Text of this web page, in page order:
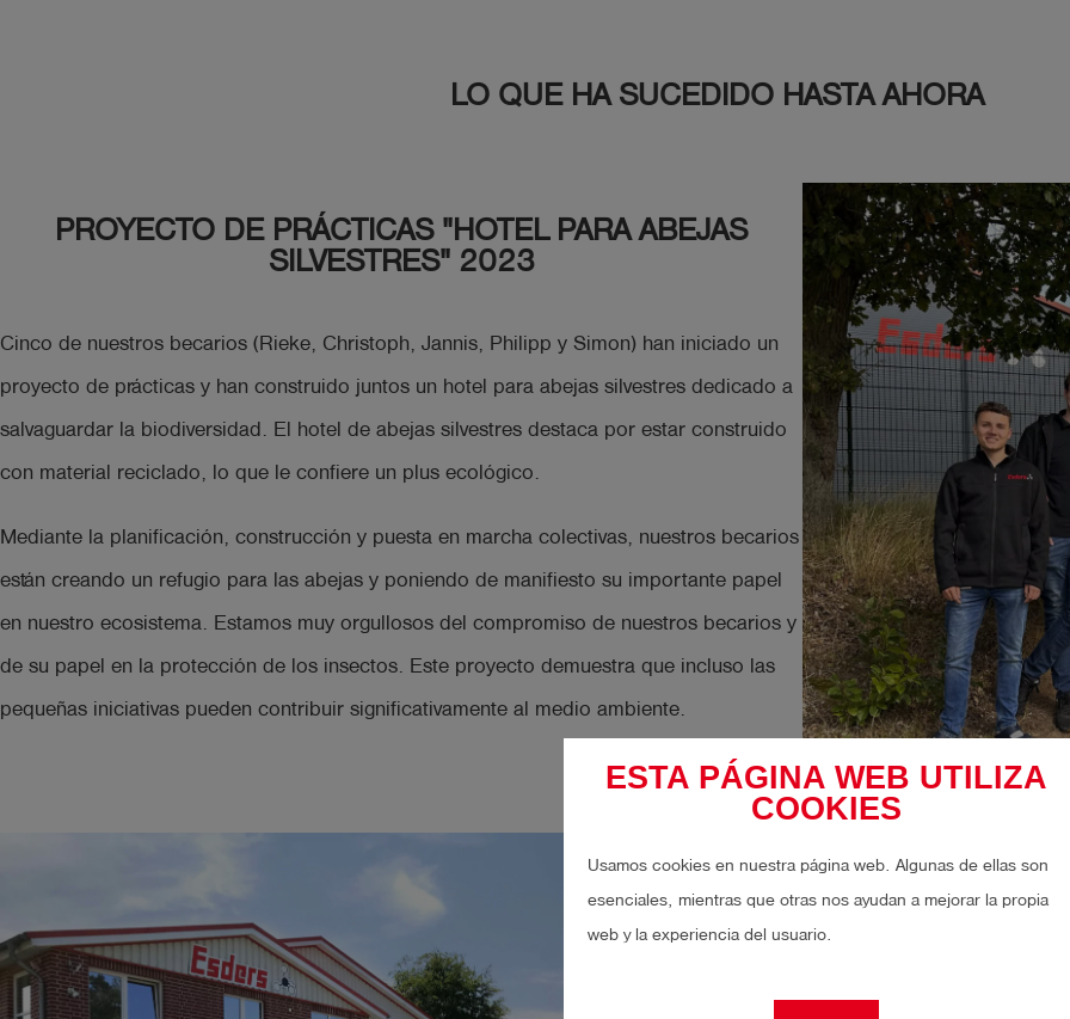
ESTA PÁGINA WEB UTILIZA
COOKIES
Usamos cookies en nuestra página web. Algunas de ellas son
esenciales, mientras que otras nos ayudan a mejorar la propia
web y la experiencia del usuario.
LO QUE HA SUCEDIDO HASTA AHORA
PROYECTO DE PRÁCTICAS "HOTEL PARA ABEJAS
SILVESTRES" 2023
Cinco de nuestros becarios (Rieke, Christoph, Jannis, Philipp y Simon) han iniciado un
proyecto de prácticas y han construido juntos un hotel para abejas silvestres dedicado a
salvaguardar la biodiversidad. El hotel de abejas silvestres destaca por estar construido
con material reciclado, lo que le confiere un plus ecológico.
Mediante la planificación, construcción y puesta en marcha colectivas, nuestros becarios
están creando un refugio para las abejas y poniendo de manifiesto su importante papel
en nuestro ecosistema. Estamos muy orgullosos del compromiso de nuestros becarios y
de su papel en la protección de los insectos. Este proyecto demuestra que incluso las
pequeñas iniciativas pueden contribuir significativamente al medio ambiente.